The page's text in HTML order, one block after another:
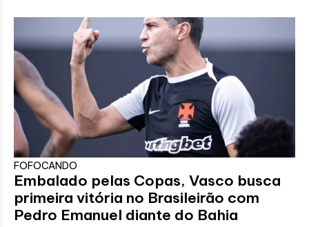
FOFOCANDO
Embalado pelas Copas, Vasco busca
primeira vitória no Brasileirão com
Pedro Emanuel diante do Bahia